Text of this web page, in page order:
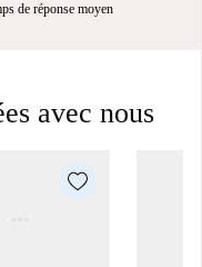
de réponse moyen
avec nous